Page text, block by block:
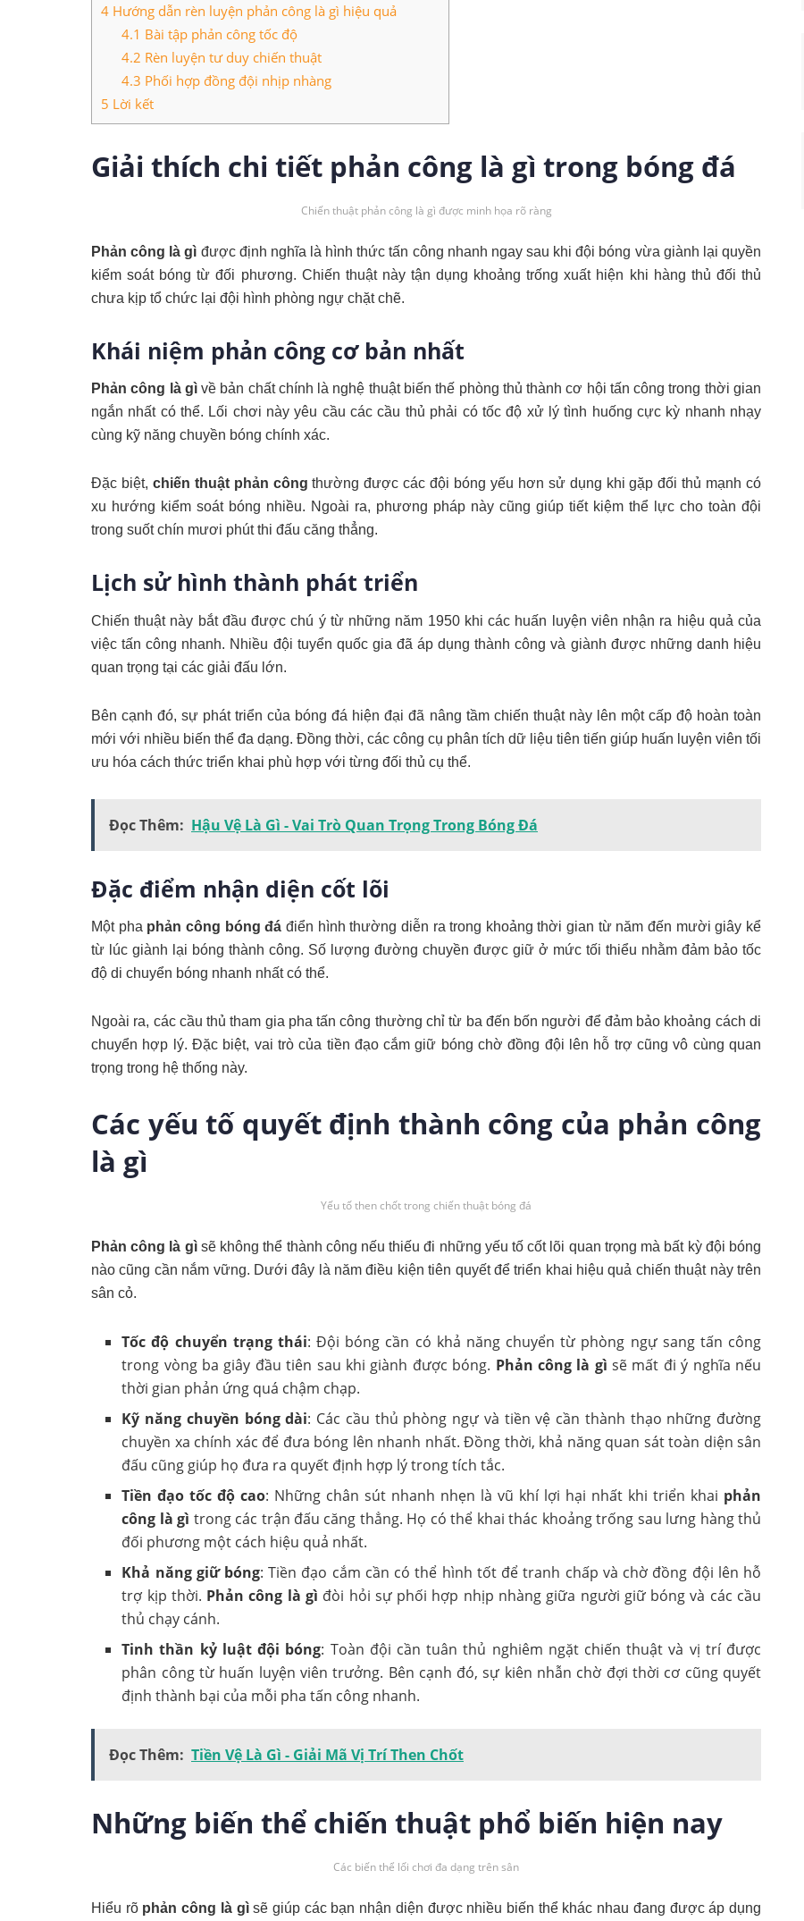
4 Hướng dẫn rèn luyện phản công là gì hiệu quả
4.1 Bài tập phản công tốc độ
4.2 Rèn luyện tư duy chiến thuật
4.3 Phối hợp đồng đội nhịp nhàng
5 Lời kết
Giải thích chi tiết phản công là gì trong bóng đá
Chiến thuật phản công là gì được minh họa rõ ràng
Phản công là gì được định nghĩa là hình thức tấn công nhanh ngay sau khi đội bóng vừa giành lại quyền
kiểm soát bóng từ đối phương. Chiến thuật này tận dụng khoảng trống xuất hiện khi hàng thủ đối thủ
chưa kịp tổ chức lại đội hình phòng ngự chặt chẽ.
Khái niệm phản công cơ bản nhất
Phản công là gìvề bản chất chính là nghệ thuật biến thế phòng thủ thành cơ hội tấn công trong thời gian
ngắn nhất có thể. Lối chơi này yêu cầu các cầu thủ phải có tốc độ xử lý tình huống cực kỳ nhanh nhạy
cùng kỹ năng chuyền bóng chính xác.
Đặc biệt, chiến thuật phản công thường được các đội bóng yếu hơn sử dụng khi gặp đối thủ mạnh có
xu hướng kiểm soát bóng nhiều. Ngoài ra, phương pháp này cũng giúp tiết kiệm thể lực cho toàn đội
trong suốt chín mươi phút thi đấu căng thẳng.
Lịch sử hình thành phát triển
Chiến thuật này bắt đầu được chú ý từ những năm 1950 khi các huấn luyện viên nhận ra hiệu quả của
việc tấn công nhanh. Nhiều đội tuyển quốc gia đã áp dụng thành công và giành được những danh hiệu
quan trọng tại các giải đấu lớn.
Bên cạnh đó, sự phát triển của bóng đá hiện đại đã nâng tầm chiến thuật này lên một cấp độ hoàn toàn
mới với nhiều biến thể đa dạng. Đồng thời, các công cụ phân tích dữ liệu tiên tiến giúp huấn luyện viên tối
ưu hóa cách thức triển khai phù hợp với từng đối thủ cụ thể.
Đọc Thêm: Hậu Vệ Là Gì - Vai Trò Quan Trọng Trong Bóng Đá
Đặc điểm nhận diện cốt lõi
Một pha phản công bóng đá điển hình thường diễn ra trong khoảng thời gian từ năm đến mười giây kể
từ lúc giành lại bóng thành công. Số lượng đường chuyền được giữ ở mức tối thiểu nhằm đảm bảo tốc
độ di chuyển bóng nhanh nhất có thể.
Ngoài ra, các cầu thủ tham gia pha tấn công thường chỉ từ ba đến bốn người để đảm bảo khoảng cách di
chuyển hợp lý. Đặc biệt, vai trò của tiền đạo cắm giữ bóng chờ đồng đội lên hỗ trợ cũng vô cùng quan
trọng trong hệ thống này.
Các yếu tố quyết định thành công của phản công
là gì
Yếu tố then chốt trong chiến thuật bóng đá
Phản công là gìsẽ không thể thành công nếu thiếu đi những yếu tố cốt lõi quan trọng mà bất kỳ đội bóng
nào cũng cần nắm vững. Dưới đây là năm điều kiện tiên quyết để triển khai hiệu quả chiến thuật này trên
sân cỏ.
Tốc độ chuyển trạng thái: Đội bóng cần có khả năng chuyển từ phòng ngự sang tấn công
trong vòng ba giây đầu tiên sau khi giành được bóng. Phản công là gì sẽ mất đi ý nghĩa nếu
thời gian phản ứng quá chậm chạp.
Kỹ năng chuyền bóng dài: Các cầu thủ phòng ngự và tiền vệ cần thành thạo những đường
chuyền xa chính xác để đưa bóng lên nhanh nhất. Đồng thời, khả năng quan sát toàn diện sân
đấu cũng giúp họ đưa ra quyết định hợp lý trong tích tắc.
Tiền đạo tốc độ cao: Những chân sút nhanh nhẹn là vũ khí lợi hại nhất khi triển khai phản
công là gì trong các trận đấu căng thẳng. Họ có thể khai thác khoảng trống sau lưng hàng thủ
đối phương một cách hiệu quả nhất.
Khả năng giữ bóng: Tiền đạo cắm cần có thể hình tốt để tranh chấp và chờ đồng đội lên hỗ
trợ kịp thời. Phản công là gì đòi hỏi sự phối hợp nhịp nhàng giữa người giữ bóng và các cầu
thủ chạy cánh.
Tinh thần kỷ luật đội bóng: Toàn đội cần tuân thủ nghiêm ngặt chiến thuật và vị trí được
phân công từ huấn luyện viên trưởng. Bên cạnh đó, sự kiên nhẫn chờ đợi thời cơ cũng quyết
định thành bại của mỗi pha tấn công nhanh.
Đọc Thêm: Tiền Vệ Là Gì - Giải Mã Vị Trí Then Chốt
Những biến thể chiến thuật phổ biến hiện nay
Các biến thể lối chơi đa dạng trên sân
Hiểu rõ phản công là gìsẽ giúp các bạn nhận diện được nhiều biến thể khác nhau đang được áp dụng